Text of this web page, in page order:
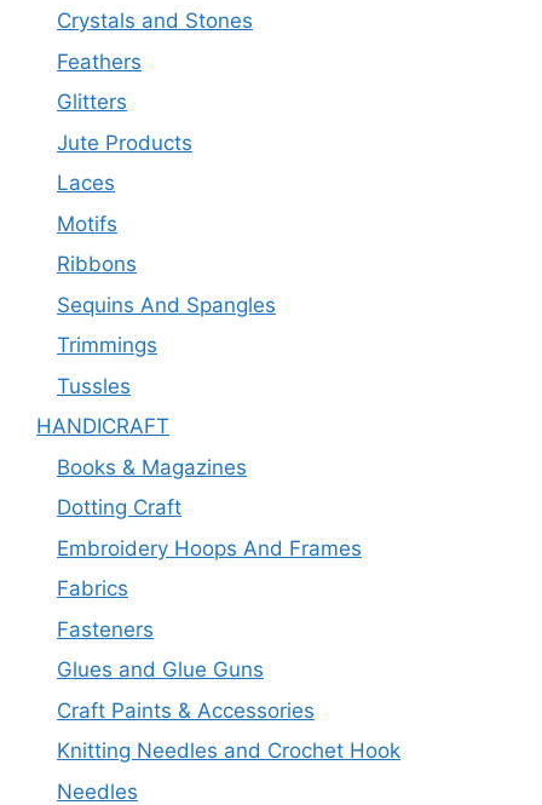
Crystals and Stones
Feathers
Glitters
Jute Products
Laces
Motifs
Ribbons
Sequins And Spangles
Trimmings
Tussles
HANDICRAFT
Books & Magazines
Dotting Craft
Embroidery Hoops And Frames
Fabrics
Fasteners
Glues and Glue Guns
Craft Paints & Accessories
Knitting Needles and Crochet Hook
Needles